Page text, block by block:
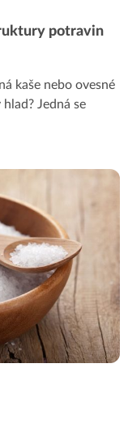
potravin
kaše nebo ovesné
Jedná se